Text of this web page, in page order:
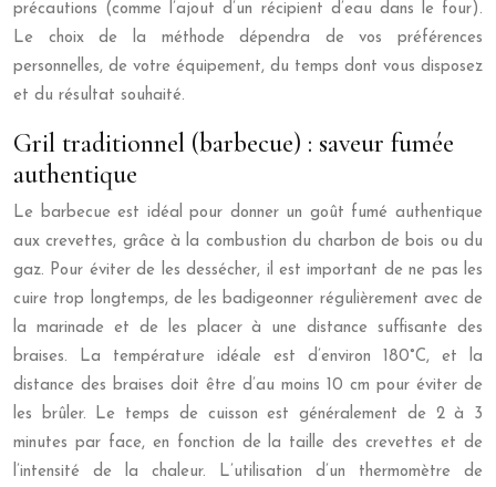
précautions (comme l’ajout d’un récipient d’eau dans le four).
Le choix de la méthode dépendra de vos préférences
personnelles, de votre équipement, du temps dont vous disposez
et du résultat souhaité.
Gril traditionnel (barbecue) : saveur fumée
authentique
Le barbecue est idéal pour donner un goût fumé authentique
aux crevettes, grâce à la combustion du charbon de bois ou du
gaz. Pour éviter de les dessécher, il est important de ne pas les
cuire trop longtemps, de les badigeonner régulièrement avec de
la marinade et de les placer à une distance suffisante des
braises. La température idéale est d’environ 180°C, et la
distance des braises doit être d’au moins 10 cm pour éviter de
les brûler. Le temps de cuisson est généralement de 2 à 3
minutes par face, en fonction de la taille des crevettes et de
l’intensité de la chaleur. L’utilisation d’un thermomètre de